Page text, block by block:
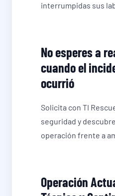
interrumpidas sus
No esperes a
cuando el
ocurrió
Solicita con TI
seguridad y
operación frente a
Operación